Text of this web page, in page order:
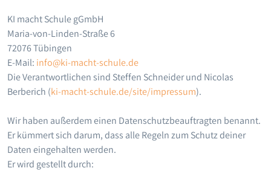
KI macht Schule gGmbH
Maria-von-Linden-Straße 6
72076 Tübingen
E-Mail: info@ki-macht-schule.de
Die Verantwortlichen sind Steffen Schneider und Nicolas
Berberich (ki-macht-schule.de/site/impressum).
Wir haben außerdem einen Datenschutzbeauftragten benannt.
Er kümmert sich darum, dass alle Regeln zum Schutz deiner
Daten eingehalten werden.
Er wird gestellt durch: